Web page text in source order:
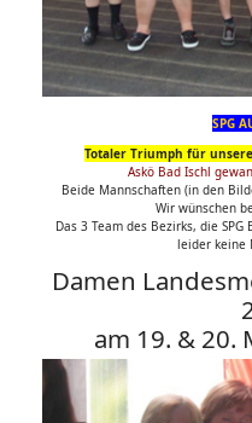
SPG
Totaler Triumph für
Askö Bad Ischl
Beide Mannschaften (in den
Wir wünschen
Das 3 Team des Bezirks, die
leider keine
Damen
am 19. & 20.